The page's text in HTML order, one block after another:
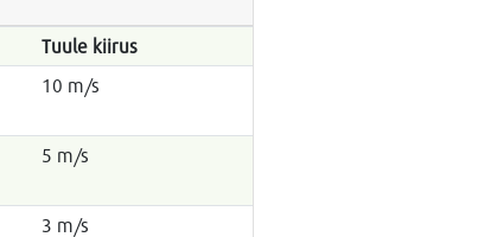
Tuule kiirus
10 m/s
5 m/s
3 m/s